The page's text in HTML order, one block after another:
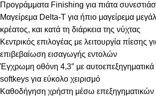
Προγράμματα Finishing για πιάτα
Μαγείρεμα Delta-T για ήπιο μαγείρεμα
κρέατος, και κατά τη διάρκεια της νύχτας
Κεντρικός επιλογέας με λειτουργία πίεσης
επιβεβαίωση εισαγωγής εντολών
Έγχρωμη οθόνη 4,3″ με αυτοεπεξηγηματικά
softkeys για εύκολο χειρισμό
Καθοδήγηση χρήστη μέσω